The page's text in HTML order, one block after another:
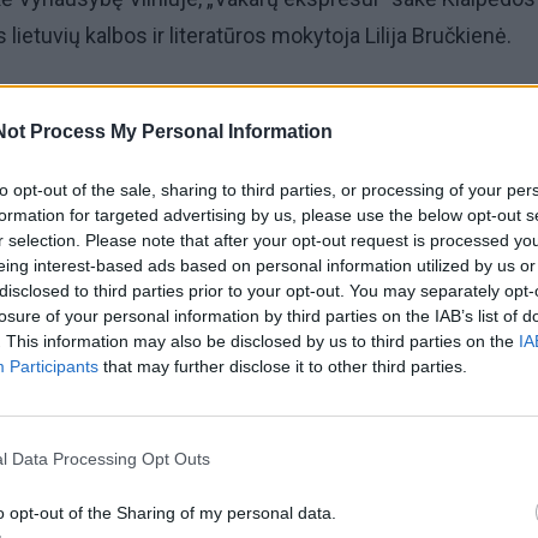
Process My Personal Information
opt-out of the sale, sharing to third parties, or processing of your
for targeted advertising by us, please use the below opt-out
selection. Please note that after your opt-out request is processed
interest-based ads based on personal information utilized by us
to third parties prior to your opt-out. You may separately
of your personal information by third parties on the IAB’s list of
This information may also be disclosed by us to third parties on the
Participants that may further disclose it to other third parties.
Data Processing Opt Outs
opt-out of the Sharing of my personal data.
lietuvių kalbos ir literatūros mokytoja Lilija Bručkienė.
pradėjus eiti tuo streiko keliu. Visą laiką atrodo,
derėtis, viltis visą laiką yra. Darai kažkokį žingsnį ir
taip pat bandys daryti žingsnį į priekį“, - kalbėjo L.